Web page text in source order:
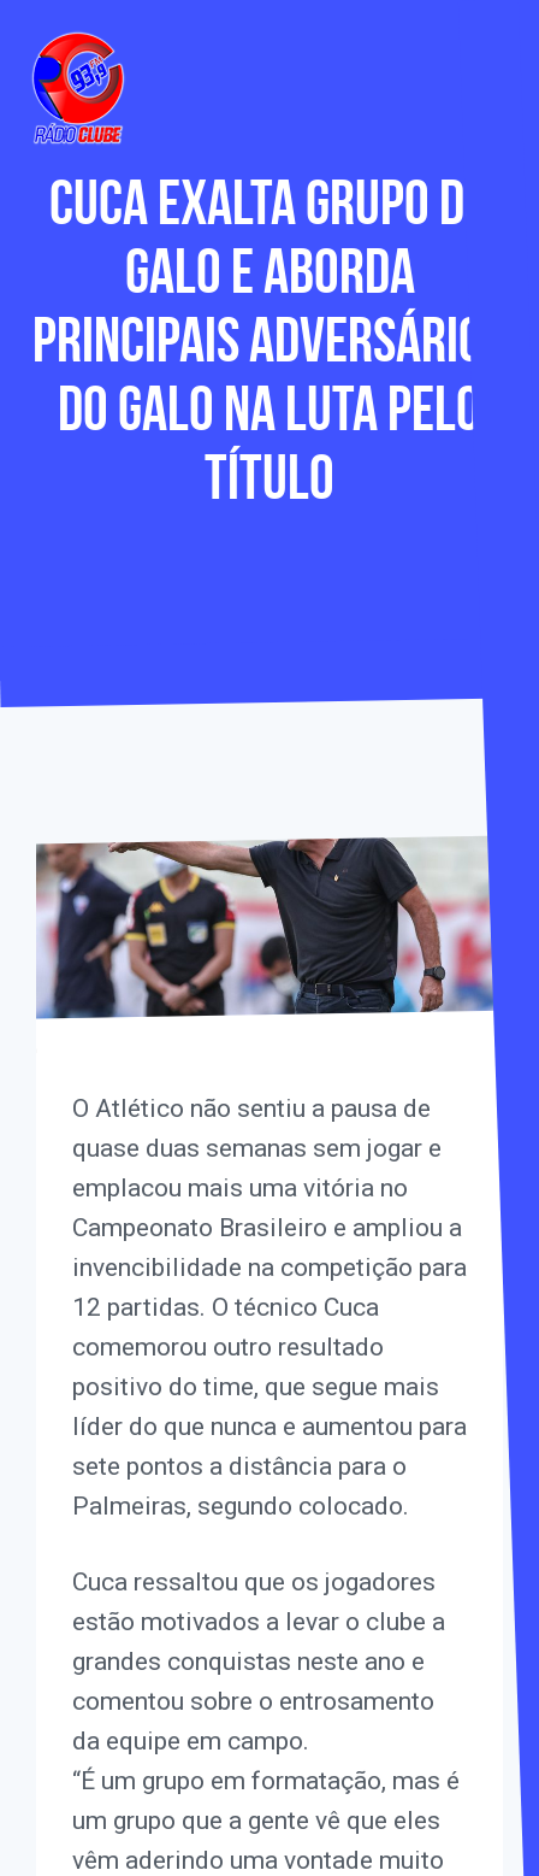
Cuca exalta grupo do
Galo e aborda
principais adversários
do Galo na luta pelo
título
O Atlético não sentiu a pausa de
quase duas semanas sem jogar e
emplacou mais uma vitória no
Campeonato Brasileiro e ampliou a
invencibilidade na competição para
12 partidas. O técnico Cuca
comemorou outro resultado
positivo do time, que segue mais
líder do que nunca e aumentou para
sete pontos a distância para o
Palmeiras, segundo colocado.
Cuca ressaltou que os jogadores
estão motivados a levar o clube a
grandes conquistas neste ano e
comentou sobre o entrosamento
da equipe em campo.
“É um grupo em formatação, mas é
um grupo que a gente vê que eles
vêm aderindo uma vontade muito